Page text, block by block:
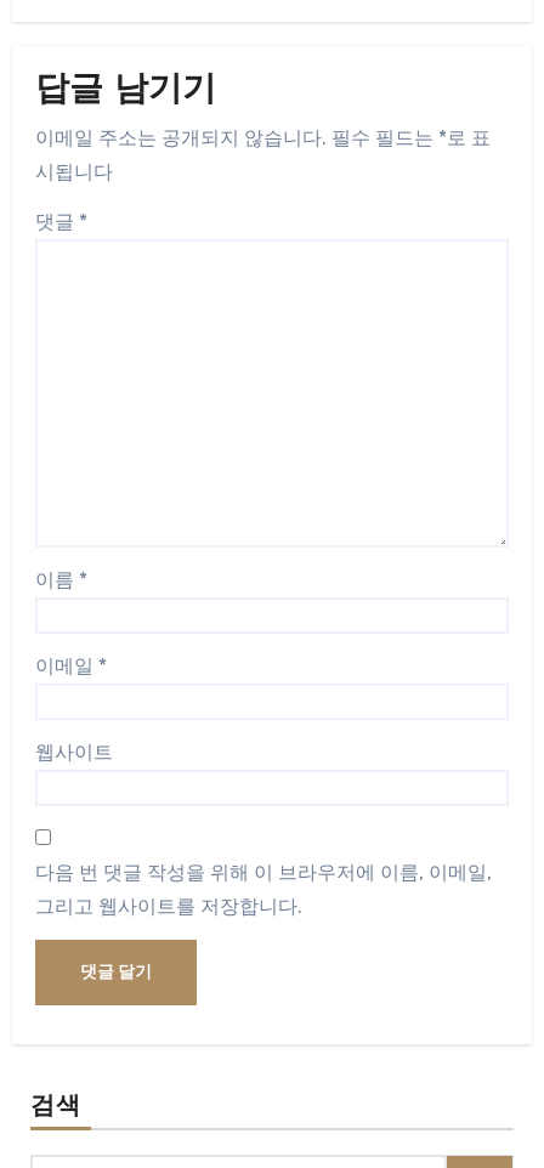
답글 남기기
이메일 주소는 공개되지 않습니다. 필수 필드는 *로 표
시됩니다
댓글 *
이름 *
이메일 *
웹사이트
다음 번 댓글 작성을 위해 이 브라우저에 이름, 이메일,
그리고 웹사이트를 저장합니다.
검색